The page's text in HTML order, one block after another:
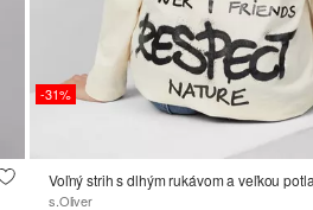
-31%
s.Oliver